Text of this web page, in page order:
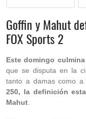
Goffin y Mahut
FOX Sports 2
Este domingo
que se disputa en la
tanto a damas como a
250, la definición
Mahut